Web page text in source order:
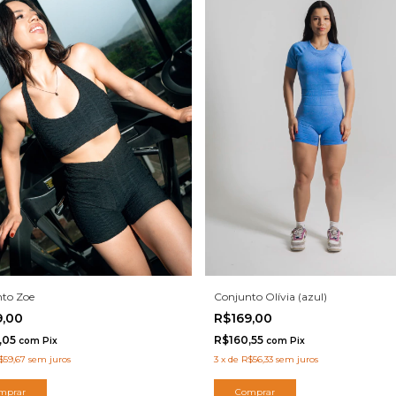
Zoe
com Pix
sem juros
Conjunto Olívia (azul)
R$169,00
R$160,55 com Pix
3 x de R$56,33 sem juros
Comprar